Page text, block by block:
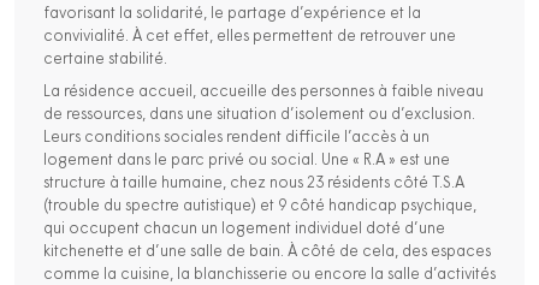
favorisant la solidarité, le partage d’expérience et la
convivialité. À cet effet, elles permettent de retrouver une
certaine stabilité.
La résidence accueil, accueille des personnes à faible niveau
de ressources, dans une situation d’isolement ou d’exclusion.
Leurs conditions sociales rendent difficile l’accès à un
logement dans le parc privé ou social. Une « R.A » est une
structure à taille humaine, chez nous 23 résidents côté T.S.A
(trouble du spectre autistique) et 9 côté handicap psychique,
qui occupent chacun un logement individuel doté d’une
kitchenette et d’une salle de bain. À côté de cela, des espaces
comme la cuisine, la blanchisserie ou encore la salle d’activités